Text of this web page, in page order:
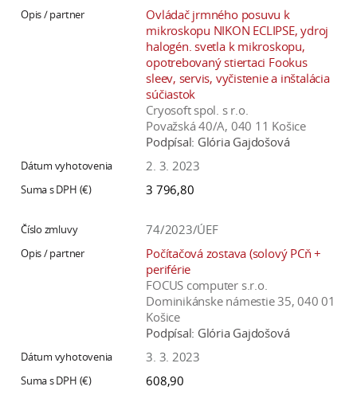
Ovládač jrmného posuvu k
mikroskopu NIKON ECLIPSE, ydroj
halogén. svetla k mikroskopu,
opotrebovaný stiertaci Fookus
sleev, servis, vyčistenie a inštalácia
súčiastok
Cryosoft spol. s r.o.
Považská 40/A, 040 11 Košice
Podpísal: Glória Gajdošová
2. 3. 2023
3 796,80
74/2023/ÚEF
Počítačová zostava (solový PCň +
periférie
FOCUS computer s.r.o.
Dominikánske námestie 35, 040 01
Košice
Podpísal: Glória Gajdošová
3. 3. 2023
608,90